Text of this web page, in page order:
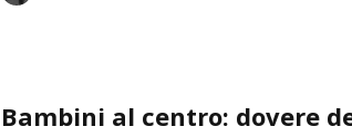
Bambini al centro: dovere